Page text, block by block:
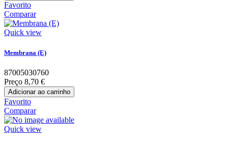
Favorito
Comparar
Quick view
Membrana (E)
87005030760
Preço 8,70 €
Adicionar ao carrinho
Favorito
Comparar
Quick view